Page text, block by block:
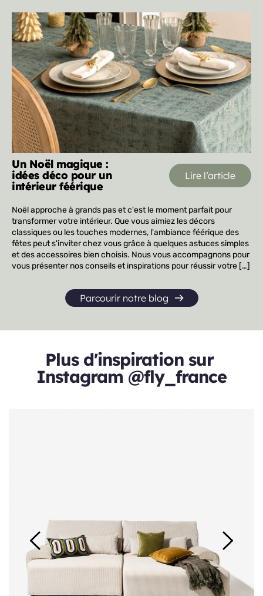
Un Noël magique :
idées déco pour un
intérieur féérique
Lire l’article
Noël approche à grands pas et c'est le moment parfait pour
transformer votre intérieur. Que vous aimiez les décors
classiques ou les touches modernes, l'ambiance féérique des
fêtes peut s'inviter chez vous grâce à quelques astuces simples
et des accessoires bien choisis. Nous vous accompagnons pour
vous présenter nos conseils et inspirations pour réussir votre […]
Parcourir notre blog
Plus d'inspiration sur
Instagram @fly_france